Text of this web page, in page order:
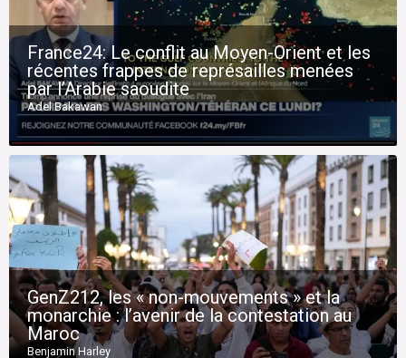
France24: Le conflit au Moyen-Orient et les
récentes frappes de représailles menées
par l’Arabie saoudite
Adel Bakawan
GenZ212, les « non-mouvements » et la
monarchie : l’avenir de la contestation au
Maroc
Benjamin Harley